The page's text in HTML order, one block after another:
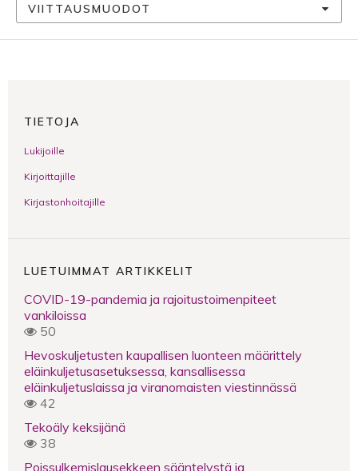
VIITTAUSMUODOT
TIETOJA
Lukijoille
Kirjoittajille
Kirjastonhoitajille
LUETUIMMAT ARTIKKELIT
COVID-19-pandemia ja rajoitustoimenpiteet
vankiloissa
50
Hevoskuljetusten kaupallisen luonteen määrittely
eläinkuljetusasetuksessa, kansallisessa
eläinkuljetuslaissa ja viranomaisten viestinnässä
42
Tekoäly keksijänä
38
Poissulkemislausekkeen sääntelystä ja